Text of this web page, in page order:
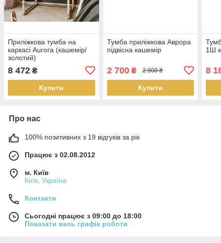
Приліжкова тумба на
каркасі Aurora (кашемір/
золотий)
8 472 ₴
Купити
Тумба приліжкова Аврора
підвісна кашемір
2 700₴ 2 900 ₴
Купити
1Ш
8
Про нас
100% позитивних з 19 відгуків за рік
Працює з 02.08.2012
м. Київ
Київ, Україна
Контакти
Сьогодні працює з 09:00 до 18:00
Показати весь графік роботи